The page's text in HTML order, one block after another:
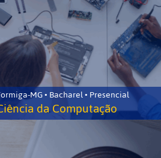
MG • Bacharel • Presencial
da Computação